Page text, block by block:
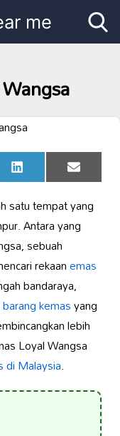
Share
on
LinkedIn Share
on
Email
satu tempat yang
Antara yang
sebuah
rekaanemas
bandaraya,
kemasyang
lebih
Loyal Wangsa
di Malaysia.